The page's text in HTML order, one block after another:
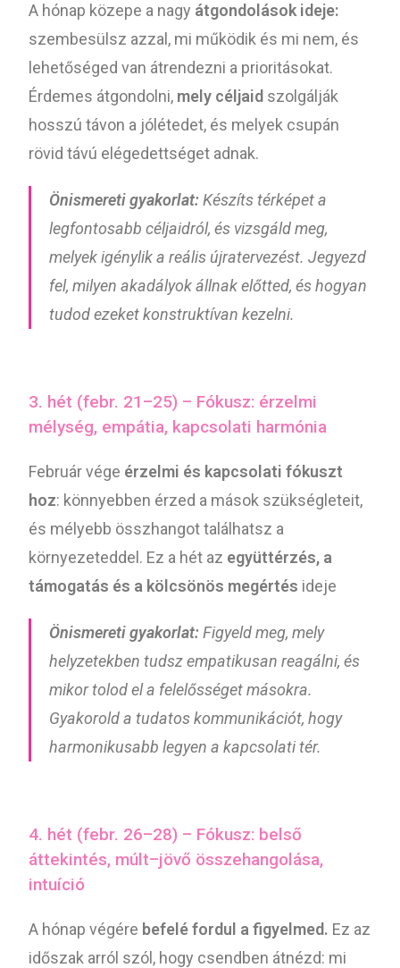
A hónap közepe a nagy átgondolások ideje:
szembesülsz azzal, mi működik és mi nem, és
lehetőséged van átrendezni a prioritásokat.
Érdemes átgondolni, mely céljaid szolgálják
hosszú távon a jólétedet, és melyek csupán
rövid távú elégedettséget adnak.
Önismereti gyakorlat:Készíts térképet a
legfontosabb céljaidról, és vizsgáld meg,
melyek igénylik a reális újratervezést. Jegyezd
fel, milyen akadályok állnak előtted, és hogyan
tudod ezeket konstruktívan kezelni.
3. hét (febr. 21–25) – Fókusz: érzelmi
mélység, empátia, kapcsolati harmónia
Február vége érzelmi és kapcsolati fókuszt
hoz: könnyebben érzed a mások szükségleteit,
és mélyebb összhangot találhatsz a
környezeteddel. Ez a hét az együttérzés, a
támogatás és a kölcsönös megértés ideje
Önismereti gyakorlat:Figyeld meg, mely
helyzetekben tudsz empatikusan reagálni, és
mikor tolod el a felelősséget másokra.
Gyakorold a tudatos kommunikációt, hogy
harmonikusabb legyen a kapcsolati tér.
4. hét (febr. 26–28) – Fókusz: belső
áttekintés, múlt–jövő összehangolása,
intuíció
A hónap végére befelé fordul a figyelmed. Ez az
időszak arról szól, hogy csendben átnézd: mi